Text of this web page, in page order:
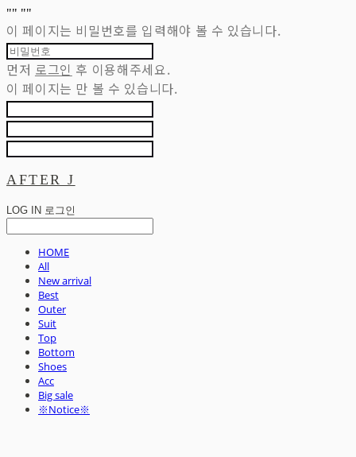
"" ""
이 페이지는 비밀번호를 입력해야 볼 수 있습니다.
먼저 로그인 후 이용해주세요.
이 페이지는 만 볼 수 있습니다.
AFTER J
LOG IN 로그인
HOME
All
New arrival
Best
Outer
Suit
Top
Bottom
Shoes
Acc
Big sale
※Notice※